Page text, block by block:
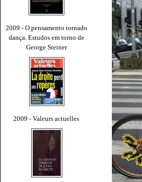
2009 - O pensamento tornado
dança. Estudos em torno de
George Steiner
2009 - Valeurs actuelles